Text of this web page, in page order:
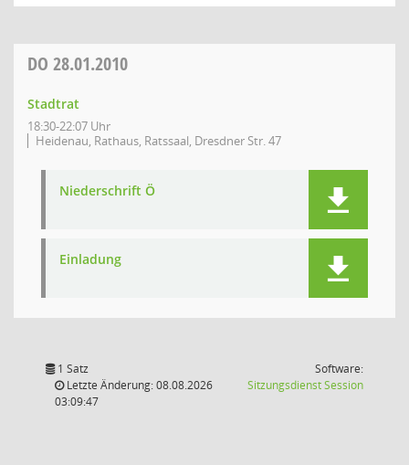
DO 28.01.2010
Stadtrat
18:30-22:07 Uhr
Heidenau, Rathaus, Ratssaal, Dresdner Str. 47
Niederschrift Ö
Einladung
1 Satz
Letzte Änderung: 08.08.2026
03:09:47
Software:
SitzungsdienstSession(Wird in